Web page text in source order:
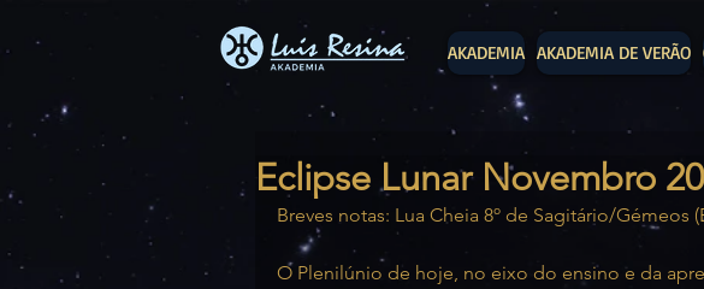
AKADEMIA AKADEMIA DE VERÃO
Eclipse Lunar Novembro
Breves notas: Lua Cheia 8º de Sagitário/Gémeos
O Plenilúnio de hoje, no eixo do ensino e da